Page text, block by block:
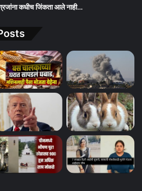
कधीच जिंकता आले नाही…